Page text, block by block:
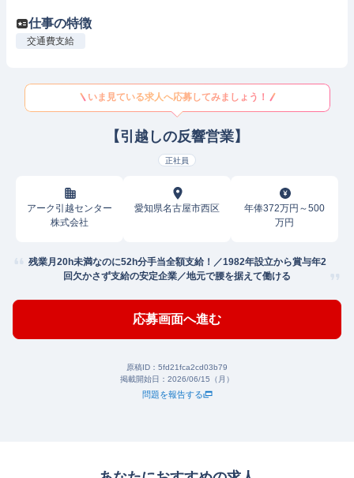
仕事の特徴
交通費支給
いま見ている求人へ応募してみましょう！
【引越しの反響営業】
正社員
アーク引越センター
株式会社
愛知県名古屋市西区
年俸372万円～500
万円
残業月20h未満なのに52h分手当全額支給！／1982年設立から賞与年2
回欠かさず支給の安定企業／地元で腰を据えて働ける
応募画面へ進む
原稿ID： 5fd21fca2cd03b79
掲載開始日： 2026/06/15（月）
問題を報告する